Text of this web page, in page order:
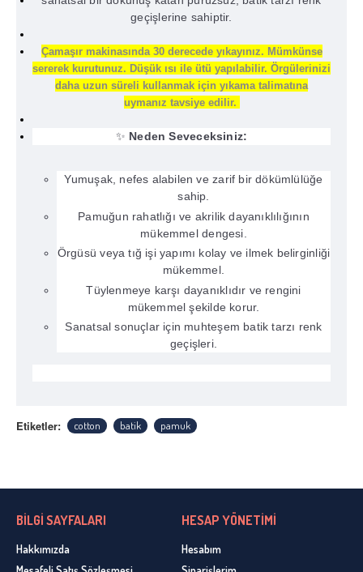
geçişlerine sahiptir.
Çamaşır makinasında 30 derecede yıkayınız. Mümkünse
sererek kurutunuz. Düşük ısı ile ütü yapılabilir. Örgülerinizi
daha uzun süreli kullanmak için yıkama talimatına
uymanız tavsiye edilir.
✨ Neden Seveceksiniz:
Yumuşak, nefes alabilen ve zarif bir dökümlülüğe
sahip.
Pamuğun rahatlığı ve akrilik dayanıklılığının
mükemmel dengesi.
Örgüsü veya tığ işi yapımı kolay ve ilmek belirginliği
mükemmel.
Tüylenmeye karşı dayanıklıdır ve rengini
mükemmel şekilde korur.
Sanatsal sonuçlar için muhteşem batik tarzı renk
geçişleri.
Etiketler: cotton batik pamuk
BİLGİ SAYFALARI
Hakkımızda
HESAP YÖNETİMİ
Hesabım